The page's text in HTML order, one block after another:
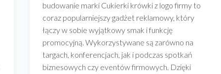
budowanie marki Cukierki krówki z logo firmy to
coraz popularniejszy gadżet reklamowy, który
łączy w sobie wyjątkowy smak i funkcję
promocyjną. Wykorzystywane są zarówno na
targach, konferencjach, jak i podczas spotkań
biznesowych czy eventów firmowych. Dzięki